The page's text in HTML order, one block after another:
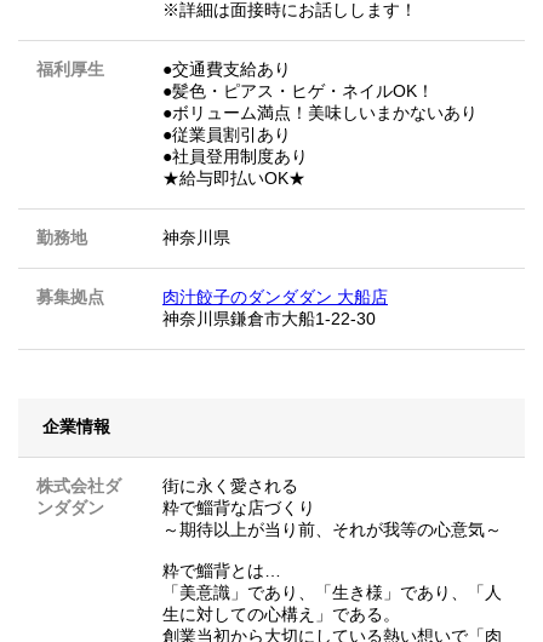
※詳細は面接時にお話しします！
福利厚生
●交通費支給あり
●髪色・ピアス・ヒゲ・ネイルOK！
●ボリューム満点！美味しいまかないあり
●従業員割引あり
●社員登用制度あり
★給与即払いOK★
勤務地 神奈川県
募集拠点
肉汁餃子のダンダダン 大船店
神奈川県鎌倉市大船1-22-30
企業情報
株式会社ダ
ンダダン
街に永く愛される
粋で鯔背な店づくり
～期待以上が当り前、それが我等の心意気～
粋で鯔背とは…
「美意識」であり、「生き様」であり、「人
生に対しての心構え」である。
創業当初から大切にしている熱い想いで「肉